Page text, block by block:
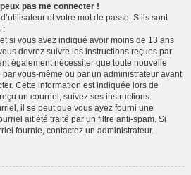
pas me connecter !
et votre mot de passe. S’ils sont
:
si vous avez indiqué avoir moins de 13 ans
devrez suivre les instructions reçues par
également nécessiter que toute nouvelle
vous-même ou par un administrateur avant
Cette information est indiquée lors de
un courriel, suivez ses instructions.
il se peut que vous ayez fourni une
ait été traité par un filtre anti-spam. Si
fournie, contactez un administrateur.